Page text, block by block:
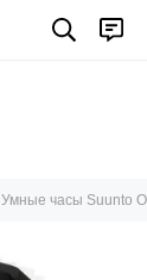
Умные часы Suunto